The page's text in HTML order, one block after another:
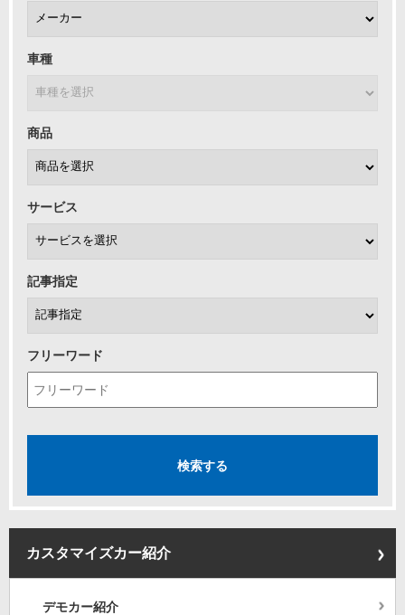
車種
商品
サービス
記事指定
フリーワード
カスタマイズカー紹介
デモカー紹介